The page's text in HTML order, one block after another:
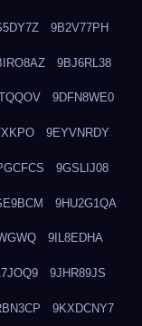
9B2V77PH
9BJ6RL38
9DFN8WE0
9EYVNRDY
9GSLIJ08
9HU2G1QA
9IL8EDHA
9JHR89JS
9KXDCNY7